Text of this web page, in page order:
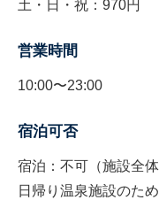
土・日・祝：970円
営業時間
10:00〜23:00
宿泊可否
宿泊：不可（施設全
日帰り温泉施設のた